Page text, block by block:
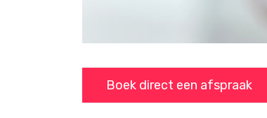
Boek direct een afspraak